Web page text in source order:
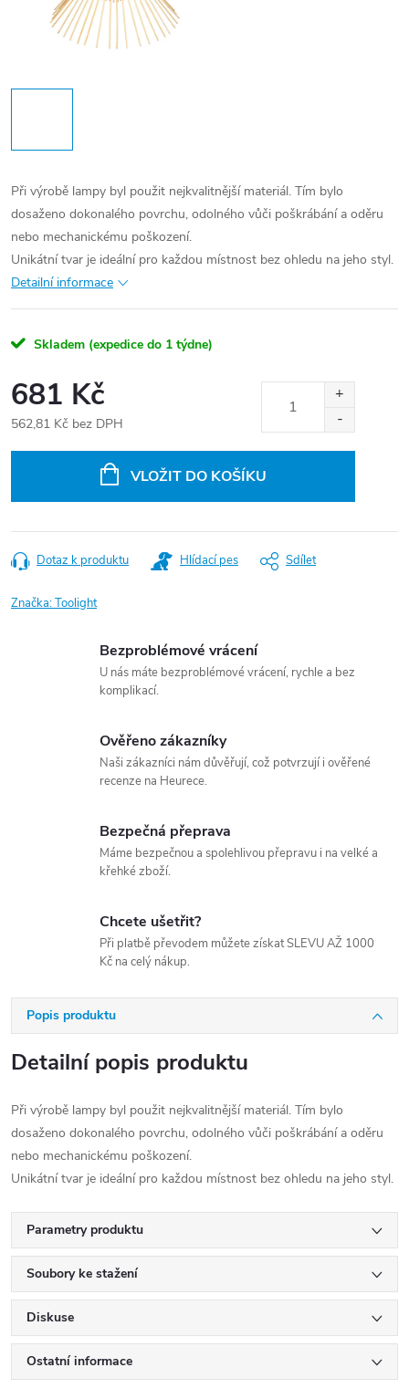
Při výrobě lampy byl použit nejkvalitnější materiál. Tím bylo
dosaženo dokonalého povrchu, odolného vůči poškrábání a oděru
nebo mechanickému poškození.
Unikátní tvar je ideální pro každou místnost bez ohledu na jeho styl.
Detailní informace
Skladem (expedice do 1 týdne)
681 Kč
562,81 Kč bez DPH
VLOŽIT DO KOŠÍKU
Dotaz k produktu Hlídací pes Sdílet
Značka:Toolight
Bezproblémové vrácení
U nás máte bezproblémové vrácení, rychle a bez
komplikací.
Ověřeno zákazníky
Naši zákazníci nám důvěřují, což potvrzují i ověřené
recenze na Heurece.
Bezpečná přeprava
Máme bezpečnou a spolehlivou přepravu i na velké a
křehké zboží.
Chcete ušetřit?
Při platbě převodem můžete získat SLEVU AŽ 1000
Kč na celý nákup.
Popis produktu
Detailní popis produktu
Při výrobě lampy byl použit nejkvalitnější materiál. Tím bylo
dosaženo dokonalého povrchu, odolného vůči poškrábání a oděru
nebo mechanickému poškození.
Unikátní tvar je ideální pro každou místnost bez ohledu na jeho styl.
Parametry produktu
Soubory ke stažení
Diskuse
Ostatní informace